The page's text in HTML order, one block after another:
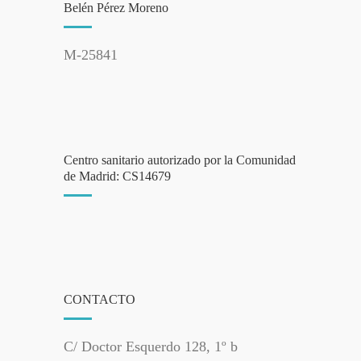
Belén Pérez Moreno
M-25841
Centro sanitario autorizado por la Comunidad
de Madrid: CS14679
CONTACTO
C/ Doctor Esquerdo 128, 1º b